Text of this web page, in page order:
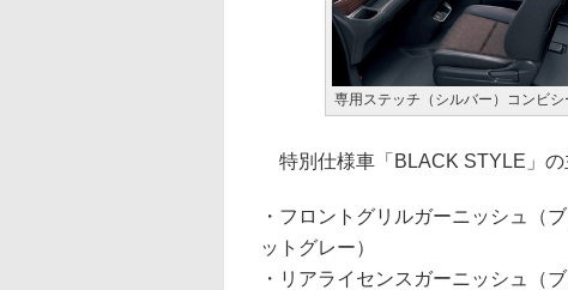
専用ステッチ（シルバー）コンビ
特別仕様車「BLACK STYLE」の
・フロントグリルガーニッシュ（
ットグレー）
・リアライセンスガーニッシュ（